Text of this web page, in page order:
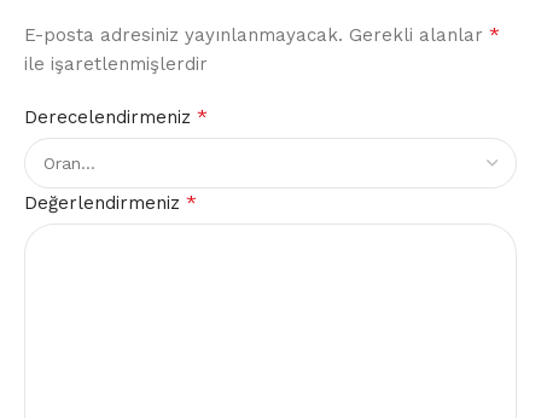
E-posta adresiniz yayınlanmayacak. Gerekli alanlar *
ile işaretlenmişlerdir
Derecelendirmeniz *
Değerlendirmeniz *